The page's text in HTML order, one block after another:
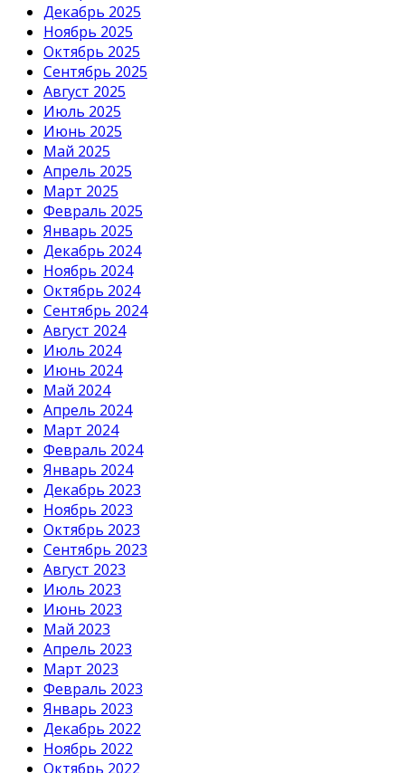
Декабрь 2025
Ноябрь 2025
Октябрь 2025
Сентябрь 2025
Август 2025
Июль 2025
Июнь 2025
Май 2025
Апрель 2025
Март 2025
Февраль 2025
Январь 2025
Декабрь 2024
Ноябрь 2024
Октябрь 2024
Сентябрь 2024
Август 2024
Июль 2024
Июнь 2024
Май 2024
Апрель 2024
Март 2024
Февраль 2024
Январь 2024
Декабрь 2023
Ноябрь 2023
Октябрь 2023
Сентябрь 2023
Август 2023
Июль 2023
Июнь 2023
Май 2023
Апрель 2023
Март 2023
Февраль 2023
Январь 2023
Декабрь 2022
Ноябрь 2022
Октябрь 2022